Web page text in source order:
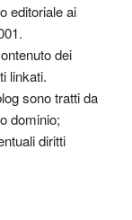
editoriale ai
dei
linkati.
sono tratti da
dominio;
diritti